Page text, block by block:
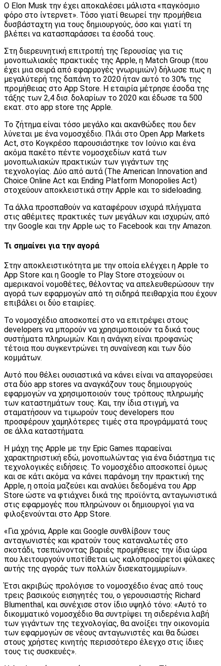
Ο Elon Musk την έχει αποκαλέσει μάλιστα «παγκόσμιο
φόρο στο ίντερνετ». Τόσο γιατί θεωρεί την προμήθεια
δυσβάσταχτη για τους δημιουργούς, όσο και γιατί τη
βλέπει να κατασπαράσσει τα έσοδά τους.
Στη διερευνητική επιτροπή της Γερουσίας για τις
μονοπωλιακές πρακτικές της Apple, η Match Group (που
έχει μια σειρά από εφαρμογές γνωριμιών) δήλωσε πως η
μεγαλύτερή της δαπάνη το 2020 ήταν αυτό το 30% της
προμήθειας στο Αpp Store. H εταιρία μέτρησε έσοδα της
τάξης των 2,4 δισ. δολαρίων το 2020 και έδωσε τα 500
εκατ. στο app store της Apple.
Το ζήτημα είναι τόσο μεγάλο και ακανθώδες που δεν
λύνεται με ένα νομοσχέδιο. Πλάι στο Open App Markets
Act, στο Κογκρέσο παρουσιάστηκε τον Ιούνιο και ένα
ακόμα πακέτο πέντε νομοσχεδίων κατά των
μονοπωλιακών πρακτικών των γιγάντων της
τεχνολογίας. Δύο από αυτά (The American Innovation and
Choice Online Act και Ending Platform Monopolies Act)
στοχεύουν αποκλειστικά στην Apple και το sideloading.
Τα άλλα προσπαθούν να καταφέρουν ισχυρά πλήγματα
στις αθέμιτες πρακτικές των μεγάλων και ισχυρών, από
την Google και την Apple ως το Facebook και την Amazon.
Τι σημαίνει για την αγορά
Στην αποκλειστικότητα με την οποία ελέγχει η Apple το
App Store και η Google το Play Store στοχεύουν οι
αμερικανοί νομοθέτες, θέλοντας να απελευθερώσουν την
αγορά των εφαρμογών από τη σιδηρά πειθαρχία που έχουν
επιβάλει οι δύο εταιρίες.
Το νομοσχέδιο αποσκοπεί στο να επιτρέψει στους
developers να μπορούν να χρησιμοποιούν τα δικά τους
συστήματα πληρωμών. Και η ανάγκη είναι προφανώς
τέτοια που συγκεντρώνει τη συναίνεση και των δύο
κομμάτων.
Αυτό που θέλει ουσιαστικά να κάνει είναι να απαγορεύσει
στα δύο app stores να αναγκάζουν τους δημιουργούς
εφαρμογών να χρησιμοποιούν τους τρόπους πληρωμής
των καταστημάτων τους. Και, την ίδια στιγμή, να
σταματήσουν να τιμωρούν τους developers που
προσφέρουν χαμηλότερες τιμές στα προγράμματά τους
σε άλλα καταστήματα.
Η μάχη της Apple με την Epic Games παραείναι
χαρακτηριστική εδώ, μονοπωλώντας για ένα διάστημα τις
τεχνολογικές ειδήσεις. Το νομοσχέδιο αποσκοπεί όμως
και σε κάτι ακόμα: να κάνει παράνομη την πρακτική της
Apple, η οποία μαζεύει και αναλύει δεδομένα του App
Store ώστε να φτιάχνει δικά της προϊόντα, ανταγωνιστικά
στις εφαρμογές που πληρώνουν οι δημιουργοί για να
φιλοξενούνται στο App Store.
«Για χρόνια, Apple και Google συνθλίβουν τους
ανταγωνιστές και κρατούν τους καταναλωτές στο
σκοτάδι, τσεπώνοντας βαριές προμήθειες την ίδια ώρα
που λειτουργούν υποτίθεται ως καλοπροαίρετοι φύλακες
αυτής της αγοράς των πολλών δισεκατομμυρίων».
Έτσι ακριβώς προλόγισε το νομοσχέδιο ένας από τους
τρεις βασικούς εισηγητές του, ο γερουσιαστής Richard
Blumenthal, και συνέχισε στον ίδιο υψηλό τόνο: «Αυτό το
δικομματικό νομοσχέδιο θα συντρίψει τη σιδερένια λαβή
των γιγάντων της τεχνολογίας, θα ανοίξει την οικονομία
των εφαρμογών σε νέους ανταγωνιστές και θα δώσει
στους χρήστες κινητής περισσότερο έλεγχο στις ίδιες
τους τις συσκευές».